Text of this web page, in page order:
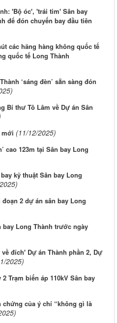
'Bộ óc', 'trái tim' Sân bay
để đón chuyến bay đầu tiên
các hãng hàng không quốc tế
quốc tế Long Thành
‘sáng đèn’ sẵn sàng đón
Bí thư Tô Lâm về Dự án Sân
mới (11/12/2025)
cao 123m tại Sân bay Long
kỹ thuật Sân bay Long
2 dự án sân bay Long
bay Long Thành trước ngày
đích' Dự án Thành phần 2, Dự
2025)
Trạm biến áp 110kV Sân bay
chứng của ý chí “không gì là